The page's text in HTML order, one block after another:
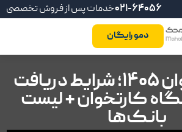
خدمات پس از فروش تخصصی021-64056
دمو رایگان
وام کارتخوان ۱۴۰۵؛ شرایط دریافت
کارتخوان + لیست
بانک‌ها